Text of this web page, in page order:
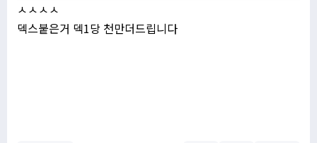
ㅅㅅㅅㅅ
덱스붙은거 덱1당 천만더드립니다